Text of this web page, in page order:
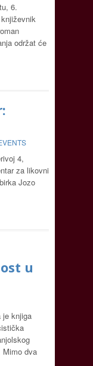
6.
održat će
4,
za likovni
Jozo
u
je knjiga
Mimo dva